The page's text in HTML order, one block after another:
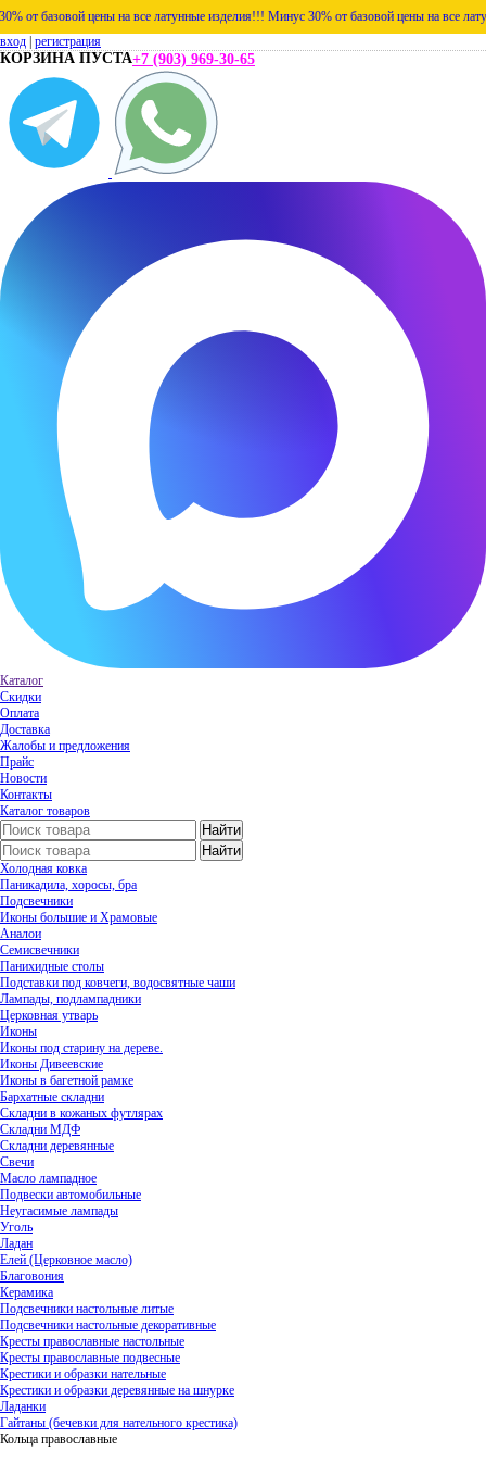
базовой цены на все латунные изделия!!! Минус 30% от базовой цены на все
вход регистрация
КОРЗИНА ПУСТА+7 (903) 969-30-65
Каталог
Скидки
Оплата
Доставка
Жалобы и предложения
Прайс
Новости
Контакты
Каталог товаров
Холодная ковка
Паникадила, хоросы, бра
Подсвечники
Иконы большие и Храмовые
Аналои
Семисвечники
Панихидные столы
Подставки под ковчеги, водосвятные чаши
Лампады, подлампадники
Церковная утварь
Иконы
Иконы под старину на дереве.
Иконы Дивеевские
Иконы в багетной рамке
Бархатные складни
Складни в кожаных футлярах
Складни МДФ
Складни деревянные
Свечи
Масло лампадное
Подвески автомобильные
Неугасимые лампады
Уголь
Ладан
Елей (Церковное масло)
Благовония
Керамика
Подсвечники настольные литые
Подсвечники настольные декоративные
Кресты православные настольные
Кресты православные подвесные
Крестики и образки нательные
Крестики и образки деревянные на шнурке
Ладанки
Гайтаны (бечевки для нательного крестика)
Кольца православные